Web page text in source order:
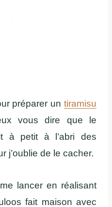
préparer un tiramisu
vous dire que le
à petit à l’abri des
j’oublie de le cacher.
lancer en réalisant
fait maison avec